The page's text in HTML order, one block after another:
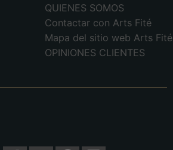
QUIENES SOMOS
Contactar con Arts Fité
Mapa del sitio web Arts Fité
OPINIONES CLIENTES